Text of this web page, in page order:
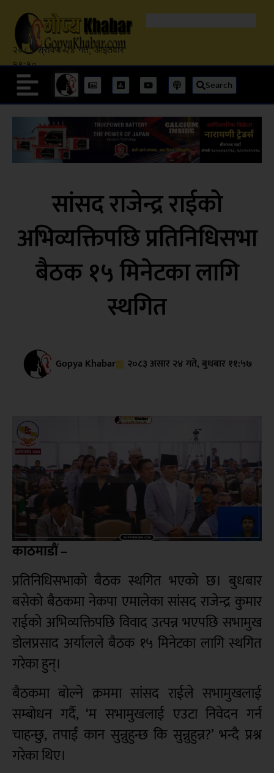
२०८३ श्रावण २४ गते, आईतवार
१९:१०
Search
सांसद राजेन्द्र राईको
अभिव्यक्तिपछि प्रतिनिधिसभा
बैठक १५ मिनेटका लागि
स्थगित
Gopya Khabar २०८३ असार २४ गते, बुधबार ११:५७
काठमाडौं –
प्रतिनिधिसभाको बैठक स्थगित भएको छ। बुधबार
बसेको बैठकमा नेकपा एमालेका सांसद राजेन्द्र कुमार
राईको अभिव्यक्तिपछि विवाद उत्पन्न भएपछि सभामुख
डोलप्रसाद अर्यालले बैठक १५ मिनेटका लागि स्थगित
गरेका हुन्।
बैठकमा बोल्ने क्रममा सांसद राईले सभामुखलाई
सम्बोधन गर्दै, ‘म सभामुखलाई एउटा निवेदन गर्न
चाहन्छु, तपाईं कान सुन्नुहुन्छ कि सुन्नुहुन्न?’ भन्दै प्रश्न
गरेका थिए।